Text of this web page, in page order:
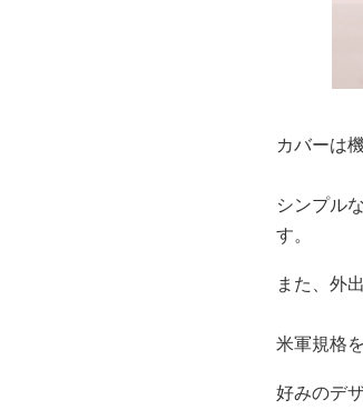
カバーは
シンプル
す。
また、外
米軍規格
好みのデ